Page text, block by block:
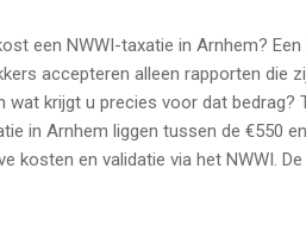
een NWWI-taxatie in Arnhem?
accepteren alleen rapporten die
krijgt u precies voor dat bedrag?
in Arnhem liggen tussen de €550
kosten en validatie via het NWWI.